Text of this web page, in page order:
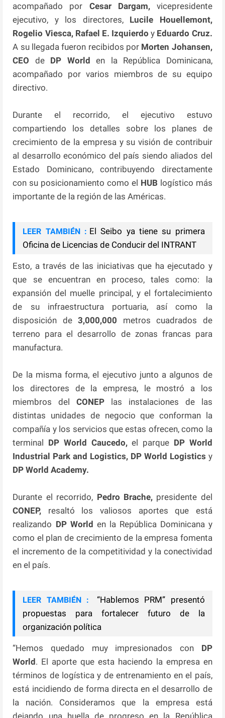
acompañado por Cesar Dargam,vicepresidente
ejecutivo, y los directores, Lucile Houellemont,
Rogelio Viesca, Rafael E. Izquierdo y Eduardo Cruz.
A su llegada fueron recibidos por Morten Johansen,
CEO de DP World en la República Dominicana,
acompañado por varios miembros de su equipo
directivo.
Durante el recorrido, el ejecutivo estuvo
compartiendo los detalles sobre los planes de
crecimiento de la empresa y su visión de contribuir
al desarrollo económico del país siendo aliados del
Estado Dominicano, contribuyendo directamente
con su posicionamiento como el HUB logístico más
importante de la región de las Américas.
LEER TAMBIÉN : El Seibo ya tiene su primera
Oficina de Licencias de Conducir del INTRANT
Esto, a través de las iniciativas que ha ejecutado y
que se encuentran en proceso, tales como: la
expansión del muelle principal, y el fortalecimiento
de su infraestructura portuaria, así como la
disposición de3,000,000 metros cuadrados de
terreno para el desarrollo de zonas francas para
manufactura.
De la misma forma, el ejecutivo junto a algunos de
los directores de la empresa, le mostró a los
miembros del CONEP las instalaciones de las
distintas unidades de negocio que conforman la
compañía y los servicios que estas ofrecen, como la
terminal DP World Caucedo,el parque DP World
Industrial Park and Logistics, DP World Logistics y
DP World Academy.
Durante el recorrido, Pedro Brache, presidente del
CONEP, resaltó los valiosos aportes que está
realizando DP World en la República Dominicana y
como el plan de crecimiento de la empresa fomenta
el incremento de la competitividad y la conectividad
en el país.
LEER TAMBIÉN :
“Hablemos PRM” presentó
propuestas para fortalecer futuro de la
organización política
“Hemos quedado muy impresionados con DP
World. El aporte que esta haciendo la empresa en
términos de logística y de entrenamiento en el país,
está incidiendo de forma directa en el desarrollo de
la nación. Consideramos que la empresa está
dejando una huella de progreso en la República